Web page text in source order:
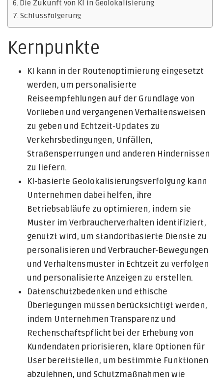
Die Zukunft von KI in Geolokalisierung
Schlussfolgerung
Kernpunkte
KI kann in der Routenoptimierung eingesetzt
werden, um personalisierte
Reiseempfehlungen auf der Grundlage von
Vorlieben und vergangenen Verhaltensweisen
zu geben und Echtzeit-Updates zu
Verkehrsbedingungen, Unfällen,
Straßensperrungen und anderen Hindernissen
zu liefern.
KI-basierte Geolokalisierungsverfolgung kann
Unternehmen dabei helfen, ihre
Betriebsabläufe zu optimieren, indem sie
Muster im Verbraucherverhalten identifiziert,
genutzt wird, um standortbasierte Dienste zu
personalisieren und Verbraucher-Bewegungen
und Verhaltensmuster in Echtzeit zu verfolgen
und personalisierte Anzeigen zu erstellen.
Datenschutzbedenken und ethische
Überlegungen müssen berücksichtigt werden,
indem Unternehmen Transparenz und
Rechenschaftspflicht bei der Erhebung von
Kundendaten priorisieren, klare Optionen für
User bereitstellen, um bestimmte Funktionen
abzulehnen, und Schutzmaßnahmen wie